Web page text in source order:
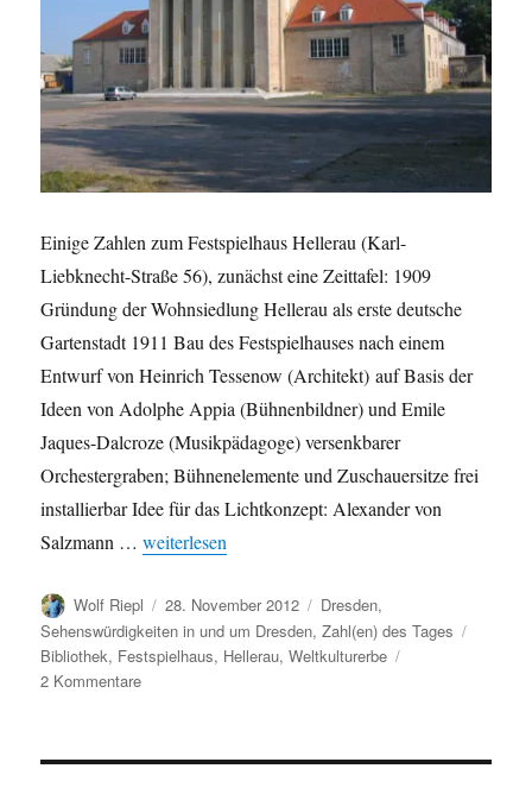
Einige Zahlen zum Festspielhaus Hellerau (Karl-
Liebknecht-Straße 56), zunächst eine Zeittafel: 1909
Gründung der Wohnsiedlung Hellerau als erste deutsche
Gartenstadt 1911 Bau des Festspielhauses nach einem
Entwurf von Heinrich Tessenow (Architekt) auf Basis der
Ideen von Adolphe Appia (Bühnenbildner) und Emile
Jaques-Dalcroze (Musikpädagoge) versenkbarer
Orchestergraben; Bühnenelemente und Zuschauersitze frei
installierbar Idee für das Lichtkonzept: Alexander von
Salzmann …„Das Festspielhaus Hellerau in Zahlen“
weiterlesen
Autor
Wolf Riepl
Veröffentlicht
am
28. November 2012 Kategorien
Dresden,
Sehenswürdigkeiten in und um Dresden,Zahl(en) des Tages
Bibliothek, Festspielhaus, Hellerau,Weltkulturerbe
2 Kommentarezu
Hellerau